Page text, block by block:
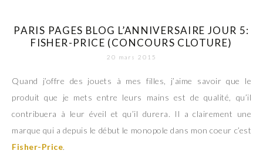
PARIS PAGES BLOG L’ANNIVERSAIRE JOUR 5:
FISHER-PRICE (CONCOURS CLOTURE)
20 mars 2015
Quand j’offre des jouets à mes filles, j’aime savoir que le
produit que je mets entre leurs mains est de qualité, qu’il
contribuera à leur éveil et qu’il durera. Il a clairement une
marque qui a depuis le début le monopole dans mon coeur c’est
Fisher-Price.